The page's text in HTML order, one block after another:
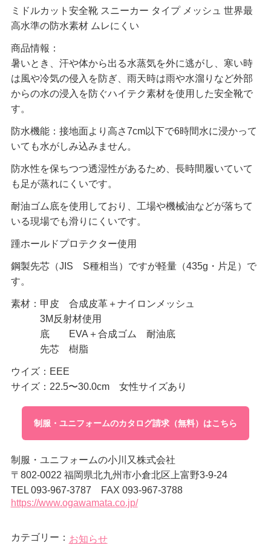
ミドルカット安全靴 スニーカー タイプ メッシュ 世界最
高水準の防水素材 ムレにくい
商品情報：
暑いとき、汗や体から出る水蒸気を外に逃がし、寒い時
は風や冷気の侵入を防ぎ、雨天時は雨や水溜りなど外部
からの水の浸入を防ぐハイテク素材を使用した安全靴で
す。
防水機能：接地面より高さ7cm以下で6時間水に浸かって
いても水がしみ込みません。
防水性を保ちつつ透湿性があるため、長時間履いていて
も足が蒸れにくいです。
耐油ゴム底を使用しており、工場や機械油などが落ちて
いる現場でも滑りにくいです。
踵ホールドプロテクター使用
鋼製先芯（JIS S種相当）ですが軽量（435g・片足）で
す。
素材：甲皮 合成皮革＋ナイロンメッシュ
3M反射材使用
底 EVA＋合成ゴム 耐油底
先芯 樹脂
ウイズ：EEE
サイズ：22.5〜30.0cm 女性サイズあり
制服・ユニフォームのカタログ請求（無料）はこちら
制服・ユニフォームの小川又株式会社
〒802-0022 福岡県北九州市小倉北区上富野3-9-24
TEL 093-967-3787 FAX 093-967-3788
https://www.ogawamata.co.jp/
カテゴリー： お知らせ